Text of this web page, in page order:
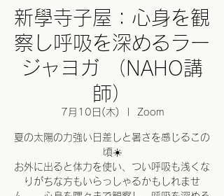
新學寺子屋：心身を観
察し呼吸を深めるラー
ジャヨガ （NAHO講
師）
7月10日(木) Zoom
夏の太陽の力強い日差しと暑さを感じるこの
頃☀️
お外に出ると体力を使い、つい呼吸も浅くな
りがちな方もいらっしゃるかもしれませ